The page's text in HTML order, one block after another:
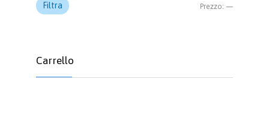
Filtra Prezzo: —
Carrello